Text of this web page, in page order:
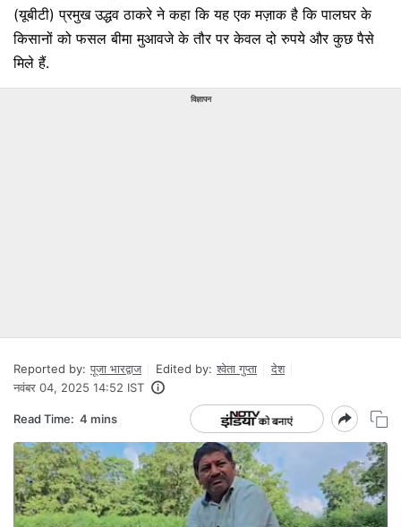
(यूबीटी) प्रमुख उद्धव ठाकरे ने कहा कि यह एक मज़ाक है कि पालघर के
किसानों को फसल बीमा मुआवजे के तौर पर केवल दो रुपये और कुछ पैसे
मिले हैं.
विज्ञापन
Reported by: पूजा भारद्वाज Edited by: श्वेता गुप्ता
देश
नवंबर 04, 2025 14:52 IST
Read Time: 4 mins